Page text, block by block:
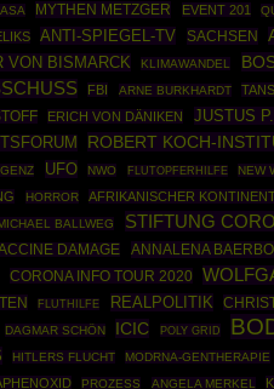
MYTHEN METZGER EVENT 201
ANTI-SPIEGEL-TV SACHSEN
VON BISMARCK KLIMAWANDEL
FBI ARNE BURKHARDT
ERICH VON DÄNIKEN JUSTUS
ROBERT KOCH-
UFO NWO FLUTOPFERHILFE NEW
HORROR AFRIKANISCHER
BALLWEG STIFTUNG
DAMAGE ANNALENA
CORONA INFO TOUR 2020
FLUTHILFE REALPOLITIK
DAGMAR SCHÖN ICIC POLY GRID
HITLERS FLUCHT MODRNA-GENTHERAPIE
PROZESS ANGELA MERKEL